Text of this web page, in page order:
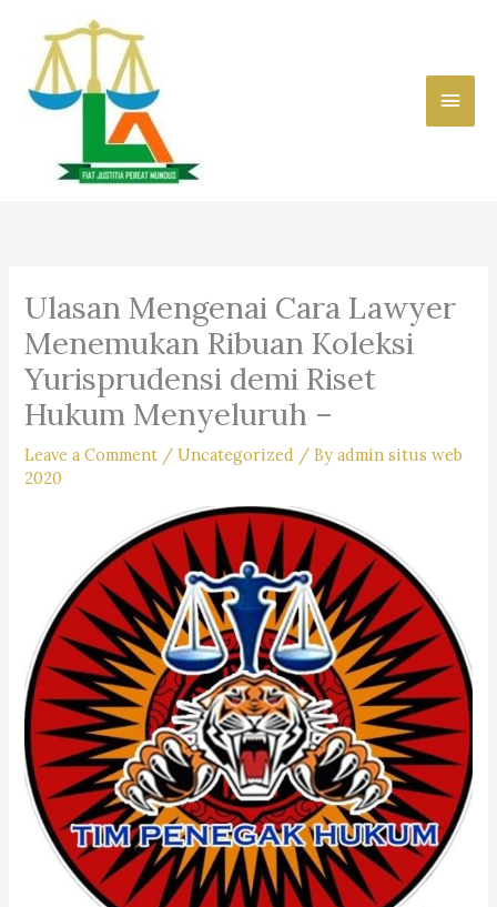
content
Main
Ulasan Mengenai Cara Lawyer
Menemukan Ribuan Koleksi
Yurisprudensi demi Riset
Hukum Menyeluruh –
Leave a Comment /Uncategorized / Byadmin situs web
2020